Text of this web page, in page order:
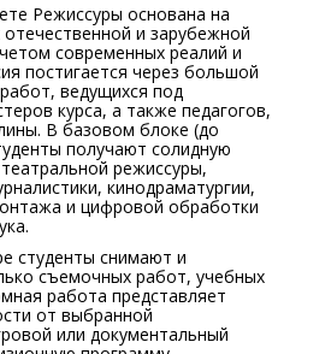
Режиссуры основана на
и зарубежной
современных реалий и
постигается через большой
ведущихся под
курса, а также педагогов,
В базовом блоке (до
получают солидную
режиссуры,
кинодраматургии,
и цифровой обработки
студенты снимают и
съемочных работ, учебных
работа представляет
от выбранной
или документальный